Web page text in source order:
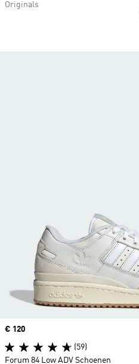
Originals
Price
€ 120
(59)
Forum 84 Low ADV Schoenen